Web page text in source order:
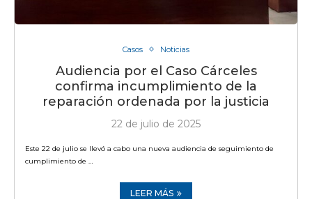
Casos Noticias
Audiencia por el Caso Cárceles
confirma incumplimiento de la
reparación ordenada por la justicia
22 de julio de 2025
Este 22 de julio se llevó a cabo una nueva audiencia de seguimiento de
cumplimiento de …
LEER MÁS